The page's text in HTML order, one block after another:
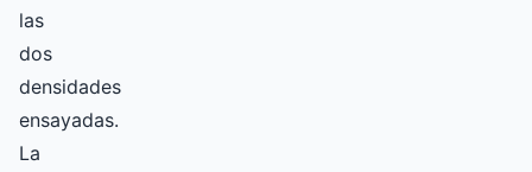
las
dos
densidades
ensayadas.
La